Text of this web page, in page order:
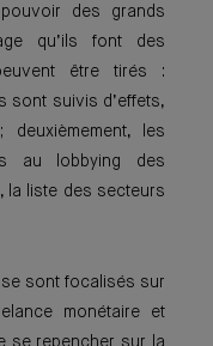
des grands
qu’ils font des
être tirés :
sont suivis d’effets,
deuxièmement, les
au lobbying des
la liste des secteurs
sont foca­lisés sur
monétaire et
se repencher sur la